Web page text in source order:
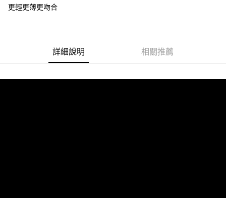
7-11取貨付款
更輕更薄更吻合
詳細說明 相關推薦